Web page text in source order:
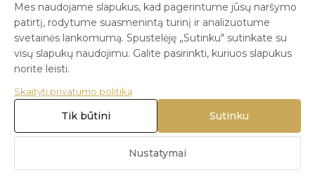
© 2026 Blizga.lt. Visos teisės saugomos. |
Mes naudojame slapukus, kad pagerintume jūsų naršymo
patirtį, rodytume suasmenintą turinį ir analizuotume
svetainės lankomumą. Spustelėję „Sutinku" sutinkate su
visų slapukų naudojimu. Galite pasirinkti, kuriuos slapukus
norite leisti.
Skaityti privatumo politiką
Nustatymai
Tik būtini Sutinku